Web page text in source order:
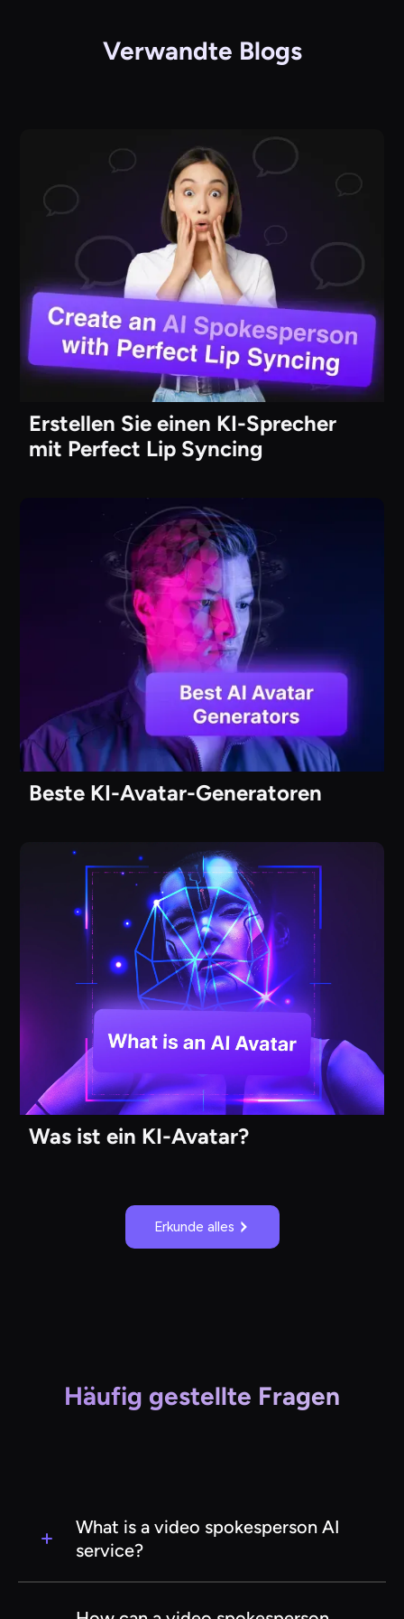
Verwandte Blogs
Erstellen Sie einen KI-Sprecher
mit Perfect Lip Syncing
Beste KI-Avatar-Generatoren
Was ist ein KI-Avatar?
Erkunde alles
Häufig gestellte Fragen
What is a video spokesperson AI
service?
intelligence to create virtual avatars that deliver